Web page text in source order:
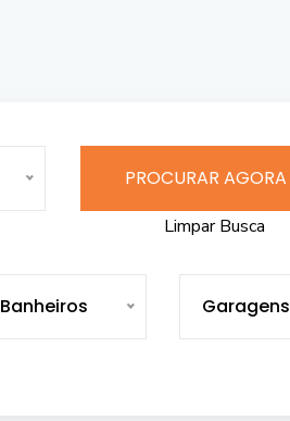
PROCURAR AGORA
Limpar Busca
Banheiros Garagens